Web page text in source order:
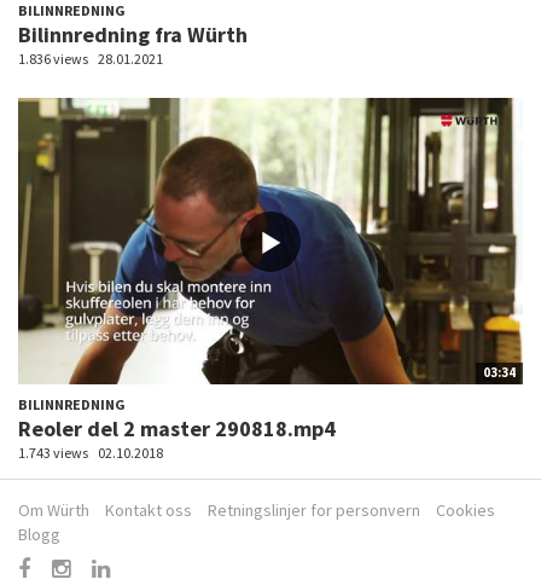
BILINNREDNING
Bilinnredning fra Würth
1.836 views 28.01.2021
03:34
BILINNREDNING
Reoler del 2 master 290818.mp4
1.743 views 02.10.2018
Om Würth Kontakt oss Retningslinjer for personvern
Cookies
Blogg